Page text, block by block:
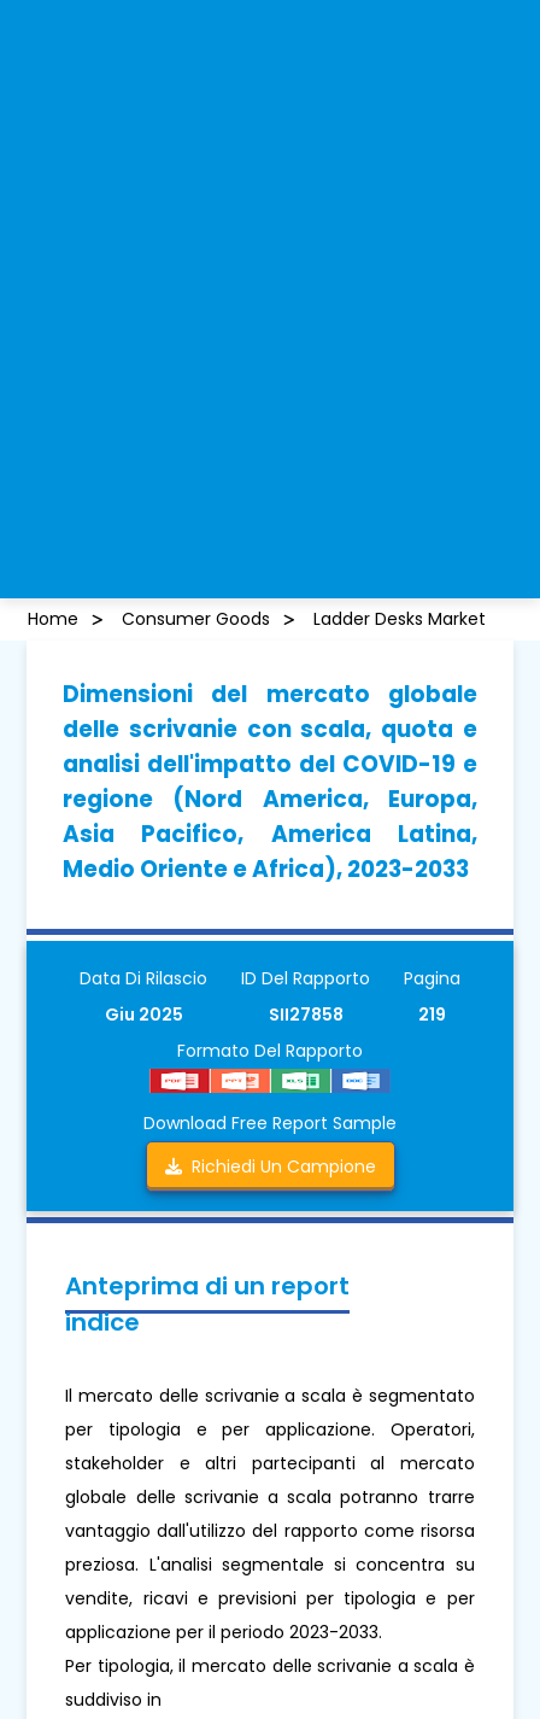
Home Consumer Goods Ladder Desks Market
Dimensioni del mercato globale
delle scrivanie con scala, quota e
analisi dell'impatto del COVID-19 e
regione (Nord America, Europa,
Asia Pacifico, America Latina,
Medio Oriente e Africa), 2023-2033
Data Di Rilascio
Giu 2025
ID Del Rapporto
SII27858
Pagina
219
Formato Del Rapporto
Download Free Report Sample
Richiedi Un Campione
Anteprima di un report
indice
Il mercato delle scrivanie a scala è segmentato
per tipologia e per applicazione. Operatori,
stakeholder e altri partecipanti al mercato
globale delle scrivanie a scala potranno trarre
vantaggio dall'utilizzo del rapporto come risorsa
preziosa. L'analisi segmentale si concentra su
vendite, ricavi e previsioni per tipologia e per
applicazione per il periodo 2023-2033.
Per tipologia, il mercato delle scrivanie a scala è
suddiviso in